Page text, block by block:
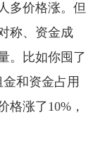
多价格涨。但
称、资金成
。比如你囤了
和资金占用
格涨了10%，